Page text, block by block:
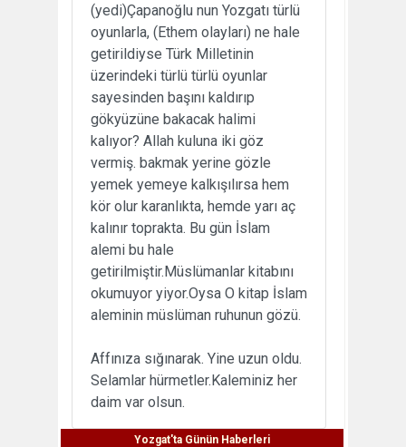
(yedi)Çapanoğlu nun Yozgatı türlü
oyunlarla, (Ethem olayları) ne hale
getirildiyse Türk Milletinin
üzerindeki türlü türlü oyunlar
sayesinden başını kaldırıp
gökyüzüne bakacak halimi
kalıyor? Allah kuluna iki göz
vermiş. bakmak yerine gözle
yemek yemeye kalkışılırsa hem
kör olur karanlıkta, hemde yarı aç
kalınır toprakta. Bu gün İslam
alemi bu hale
getirilmiştir.Müslümanlar kitabını
okumuyor yiyor.Oysa O kitap İslam
aleminin müslüman ruhunun gözü.
Affınıza sığınarak. Yine uzun oldu.
Selamlar hürmetler.Kaleminiz her
daim var olsun.
Yozgat'ta Günün Haberleri